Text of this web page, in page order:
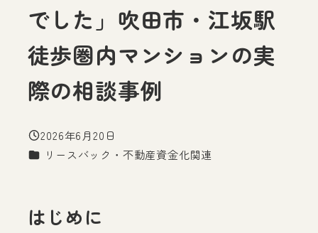
でした」吹田市・江坂駅
徒歩圏内マンションの実
際の相談事例
投稿日
2026年6月20日
カテゴリー
リースバック・不動産資金化関連
はじめに